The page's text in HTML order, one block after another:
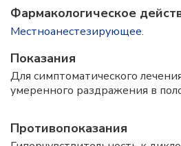
Фармакологическое
Местноанестезирующее.
Показания
Для симптоматического
умеренного раздражения в
Противопоказания